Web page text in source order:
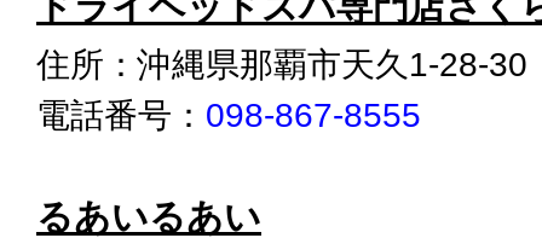
住所：沖縄県那覇市天久1-28-30
電話番号： 098-867-8555
るあいるあい